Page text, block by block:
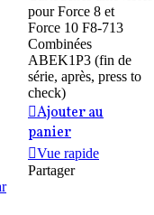
pour Force 8 et
Force 10 F8-713
Combinées
ABEK1P3 (fin de
série, après, press to
check)
Ajouter au
panier
Vue rapide
Partager